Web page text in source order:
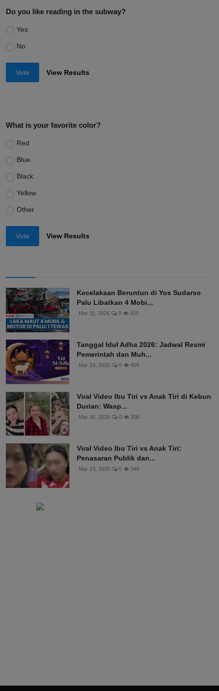
Do you like reading in the subway?
Yes
No
Vote View Results
What is your favorite color?
Red
Blue
Black
Yellow
Other
Vote View Results
Kecelakaan Beruntun di Yos Sudarso
Palu Libatkan 4 Mobi...
Mar 11, 2026 0 425
Tanggal Idul Adha 2026: Jadwal Resmi
Pemerintah dan Muh...
Mar 24, 2026 0 405
Viral Video Ibu Tiri vs Anak Tiri di Kebun
Durian: Wasp...
Mar 30, 2026 0 356
Viral Video Ibu Tiri vs Anak Tiri:
Penasaran Publik dan...
Mar 23, 2026 0 348